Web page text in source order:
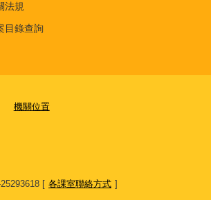
法規
目錄查詢
機關位置
[ 各課室聯絡方式 ]